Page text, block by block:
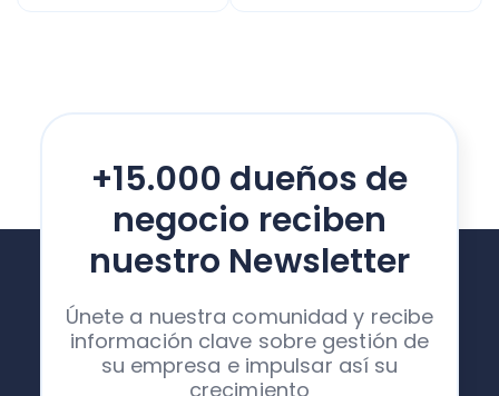
+15.000 dueños de
negocio reciben
nuestro Newsletter
Únete a nuestra comunidad y recibe
información clave sobre gestión de
su empresa e impulsar así su
crecimiento